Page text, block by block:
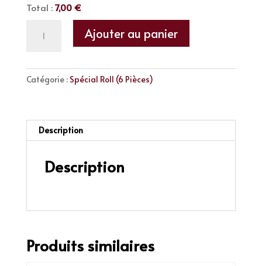
Total :7,00 €
Saumon
Ajouter au panier
Catégorie : Spécial Roll (6 Pièces)
Description
Description
Produits similaires